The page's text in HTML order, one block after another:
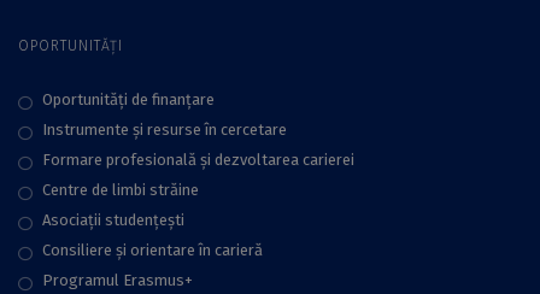
OPORTUNITĂȚI
Oportunități de finanțare
Instrumente și resurse în cercetare
Formare profesională și dezvoltarea carierei
Centre de limbi străine
Asociații studențești
Consiliere şi orientare în carieră
Programul Erasmus+